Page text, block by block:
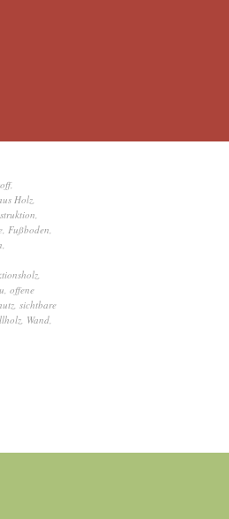
,
Holz
Fußboden
offene
sichtbare
Wand